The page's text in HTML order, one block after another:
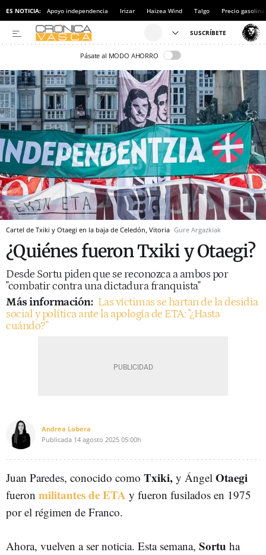
ES NOTICIA: Apoyo independencia Irizar Haizea Wind Talgo Precio gasolina
Pásate al MODO AHORRO
Cartel de Txiki y Otaegi en la baja de Celedón, Vitoria Gure Argazkiak
¿Quiénes fueron Txiki y Otaegi?
Desde Sortu piden que se reconozca a ambos por
"combatir contra una dictadura franquista"
Más información: Las víctimas se hartan de la desidia
social y política ante la apología de ETA: "¿Hasta
cuándo?"
Andrea Lobera
Publicada 14 agosto 2025 05:00h
Juan Paredes, conocido como Txiki, y Ángel Otaegi
fueron militantes de ETA y fueron fusilados en 1975
por el régimen de Franco.
Ahora, vuelven a ser noticia. Esta semana, Sortu ha